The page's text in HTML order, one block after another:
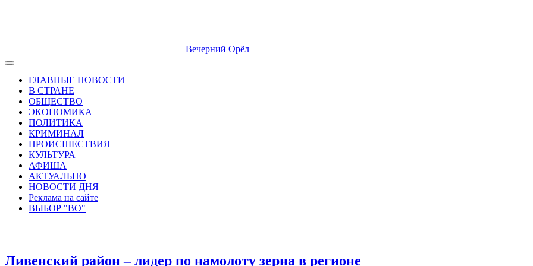
Вечерний Орёл
ГЛАВНЫЕ НОВОСТИ
В СТРАНЕ
ОБЩЕСТВО
ЭКОНОМИКА
ПОЛИТИКА
КРИМИНАЛ
ПРОИСШЕСТВИЯ
КУЛЬТУРА
АФИША
АКТУАЛЬНО
НОВОСТИ ДНЯ
Реклама на сайте
ВЫБОР "ВО"
Ливенский район – лидер по намолоту зерна в регионе